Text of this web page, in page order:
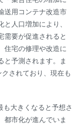
送用コンテナ改造市
人口増加により、
需要が促進されると
住宅の修理や改造に
と予測されます。ま
されており、現在も
大きくなると予想さ
都市化が進んでいま